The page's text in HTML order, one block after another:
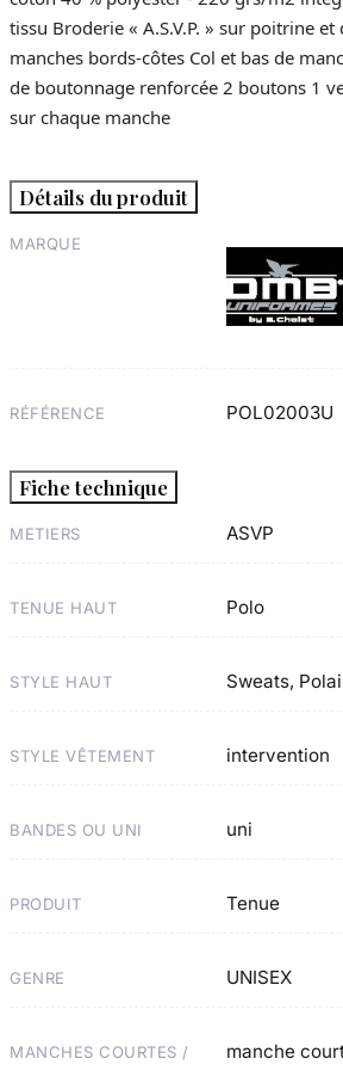
tissu Broderie « A.S.V.P. » sur poitrine et
manches bords-côtes Col et bas de
de boutonnage renforcée 2 boutons 1
sur chaque manche
Détails du produit
MARQUE
RÉFÉRENCE POL02003U
Fiche technique
METIERS ASVP
TENUE HAUT Polo
STYLE HAUT Sweats,
STYLE VÊTEMENT intervention
BANDES OU UNI uni
PRODUIT Tenue
GENRE UNISEX
MANCHES COURTES /
manche